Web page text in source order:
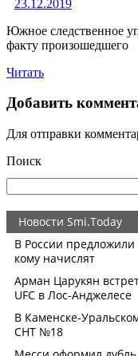
23.12.2019
Южное следственное
факту произошедшего
Читать
Добавить
Для отправки
Поиск